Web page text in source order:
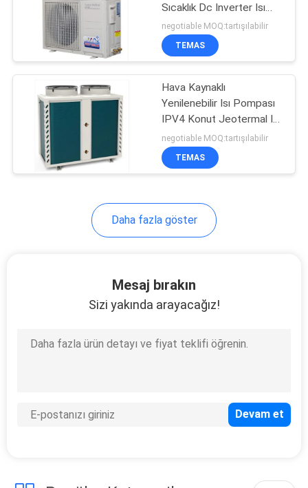
Dc Inverter Isı
Pompası
Isıtma ve Soğutma
Pompası
Sıcaklık Dc Inverter Isı
Pompası EVI
negotiable MOQ:tartışılabilir
TEMAS
Hava Kaynaklı
Yenilenebilir Isı Pompası
IPV4 Konut Jeotermal Isı
Pompası 8KW
negotiable MOQ:tartışılabilir
TEMAS
Daha fazla göster
Mesaj bırakın
Sizi yakında arayacağız!